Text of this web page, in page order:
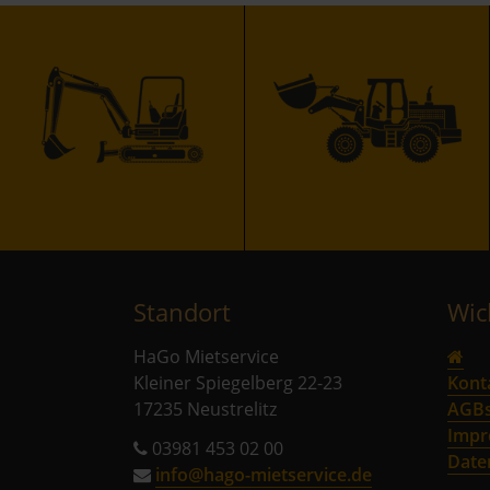
Standort
HaGo Mietservice
Kleiner Spiegelberg 22-23
17235 Neustrelitz
03981 453 02 00
info@hago-mietservice.de